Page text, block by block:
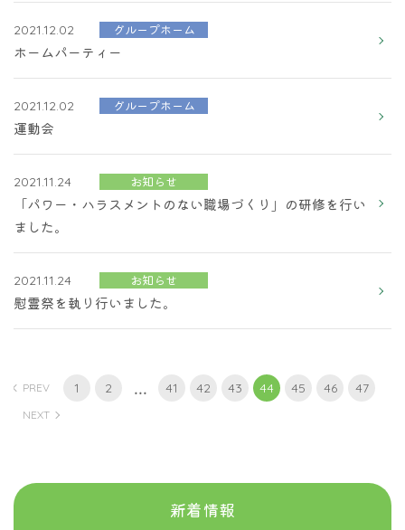
2021.12.02 グループホーム
ホームパーティー
2021.12.02 グループホーム
運動会
2021.11.24 お知らせ
「パワー・ハラスメントのない職場づくり」の研修を行い
ました。
2021.11.24 お知らせ
慰霊祭を執り行いました。
PREV 1 2 ... 41 42 43 44 45 46 47
NEXT
新着情報